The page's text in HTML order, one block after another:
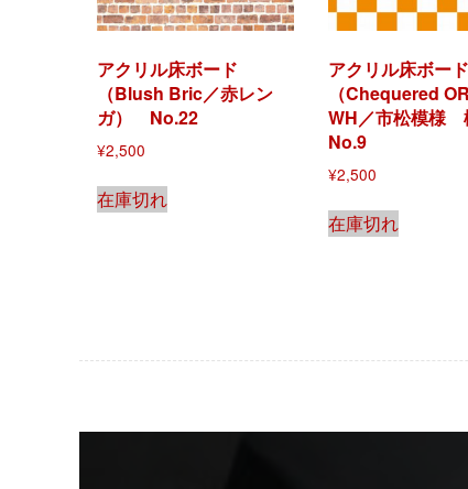
アクリル床ボード
（Blush Bric／赤レン
ガ） No.22
¥2,500
在庫切れ
アクリル床ボード
（Chequered
WH／市松模様
No.9
¥2,500
在庫切れ